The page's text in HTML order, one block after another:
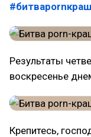
Результаты
воскресенье
Крепитесь,